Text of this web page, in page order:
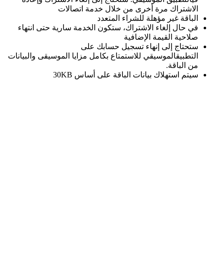
الاشتراك مرة أخرى من خلال خدمة اتصالات
الباقة غير مؤهلة للشراء المتعدد
في حال إلغاء الاشتراك، ستكون الخدمة سارية حتى انتهاء
صلاحية القيمة الإضافية
ستحتاج إلى إنهاء تسجيل حسابك على
التطبيقالموسيقي للاستمتاع بكامل مزايا الموسيقى والبيانات
من الباقة.
سيتم استهلاك بيانات الباقة على أساس 30KB